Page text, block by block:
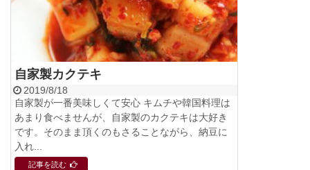
自家製カクテキ
2019/8/18
自家製が一番美味しくて安心 キムチや韓国料理は
あまり食べませんが、自家製のカクテキは大好き
です。そのまま頂くのもさることながら、納豆に
入れ...
記事を読む